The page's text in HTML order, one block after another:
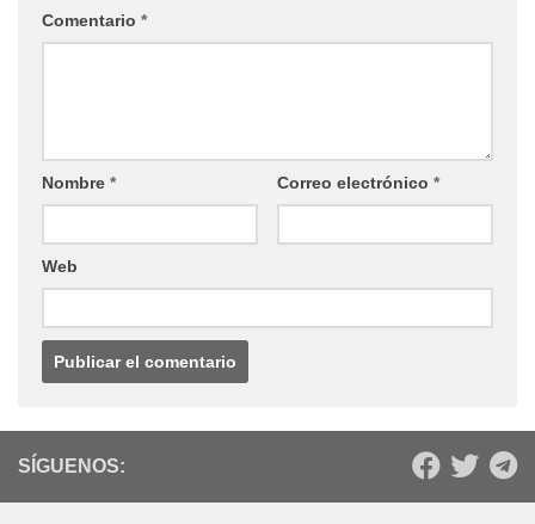
Comentario *
Nombre * Correo electrónico *
Web
SÍGUENOS: